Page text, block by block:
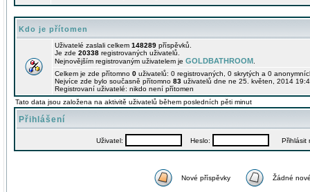
Kdo je přítomen
Uživatelé zaslali celkem 148289 příspěvků.
Je zde 20338 registrovaných uživatelů.
Nejnovějším registrovaným uživatelem je GOLDBATHROOM
Celkem je zde přítomno 0 uživatelů: 0 registrovaných, 0 skrytých a 0
Nejvíce zde bylo současně přítomno 83 uživatelů dne ne 25. květen, 2014
Registrovaní uživatelé: nikdo není přítomen
Tato data jsou založena na aktivitě uživatelů během posledních pěti minut
Přihlášení
Uživatel: Heslo: Přihlásit
Nové příspěvky Žádné